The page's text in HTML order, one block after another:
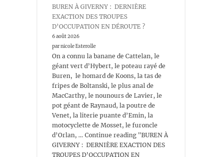
BUREN À GIVERNY : DERNIÈRE
EXACTION DES TROUPES
D’OCCUPATION EN DÉROUTE ?
6 août 2026
par nicole Esterolle
On a connu la banane de Cattelan, le
géant vert d’Hybert, le poteau rayé de
Buren, le homard de Koons, la tas de
fripes de Boltanski, le plus anal de
MacCarthy, le nounours de Lavier, le
pot géant de Raynaud, la poutre de
Venet, la literie puante d’Emin, la
motocyclette de Mosset, le furoncle
d’Orlan, … Continue reading "BUREN À
GIVERNY : DERNIÈRE EXACTION DES
TROUPES D’OCCUPATION EN